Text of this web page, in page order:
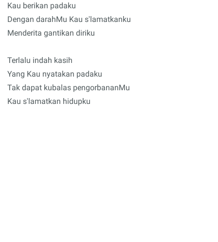
Kau berikan padaku
Dengan darahMu Kau s'lamatkanku
Menderita gantikan diriku
Terlalu indah kasih
Yang Kau nyatakan padaku
Tak dapat kubalas pengorbananMu
Kau s'lamatkan hidupku